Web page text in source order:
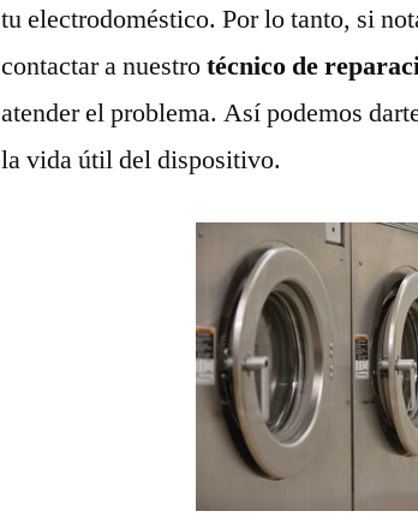
tu electrodoméstico. Por lo tanto, si
contactar a nuestrotécnico de
atender el problema. Así podemos
la vida útil del dispositivo.